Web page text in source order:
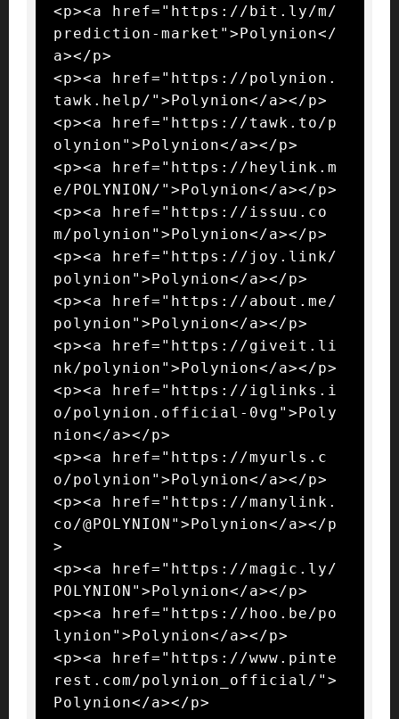
<p><a href="https://bit.ly/m/
prediction-market">Polynion</
a></p>
<p><a href="https://polynion.
tawk.help/">Polynion</a></p>
<p><a href="https://tawk.to/p
olynion">Polynion</a></p>
<p><a href="https://heylink.m
e/POLYNION/">Polynion</a></p>
<p><a href="https://issuu.co
m/polynion">Polynion</a></p>
<p><a href="https://joy.link/
polynion">Polynion</a></p>
<p><a href="https://about.me/
polynion">Polynion</a></p>
<p><a href="https://giveit.li
nk/polynion">Polynion</a></p>
<p><a href="https://iglinks.i
o/polynion.official-0vg">Poly
nion</a></p>
<p><a href="https://myurls.c
o/polynion">Polynion</a></p>
<p><a href="https://manylink.
co/@POLYNION">Polynion</a></p
>
<p><a href="https://magic.ly/
POLYNION">Polynion</a></p>
<p><a href="https://hoo.be/po
lynion">Polynion</a></p>
<p><a href="https://www.pinte
rest.com/polynion_official/">
Polynion</a></p>